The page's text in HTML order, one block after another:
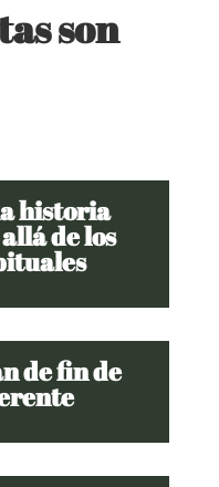
son
historia
de los
de fin de